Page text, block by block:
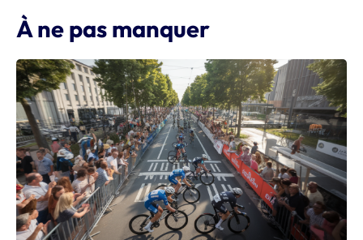
À ne pas manquer